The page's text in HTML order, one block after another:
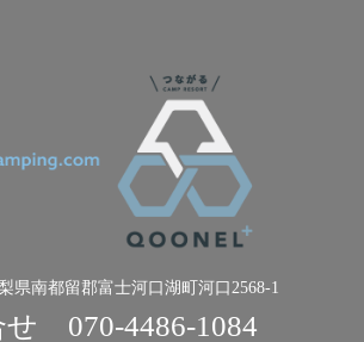
県南都留郡富士河口湖町河口2568-1
せ 070-4486-1084